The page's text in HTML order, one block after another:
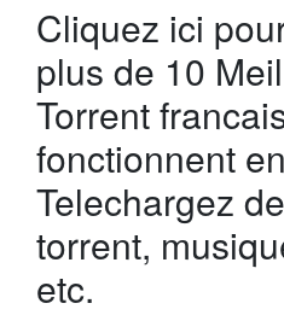
Cliquez ici
plus de 10
Torrent
fonctionnent
Telechargez
torrent,
etc.